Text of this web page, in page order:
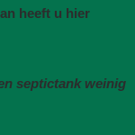
heeft u hier
septictank weinig